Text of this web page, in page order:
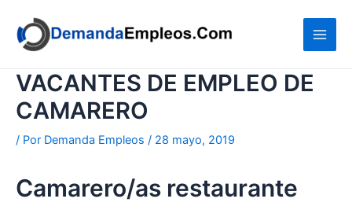
contenido
VACANTES DE EMPLEO DE
CAMARERO
/ Por Demanda Empleos / 28 mayo, 2019
Camarero/as restaurante